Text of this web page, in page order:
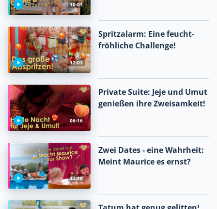
10:03
12:03
Spritzalarm: Eine feucht-
fröhliche Challenge!
06:16
Private Suite: Jeje und Umut
genießen ihre Zweisamkeit!
12:16
Zwei Dates - eine Wahrheit:
Meint Maurice es ernst?